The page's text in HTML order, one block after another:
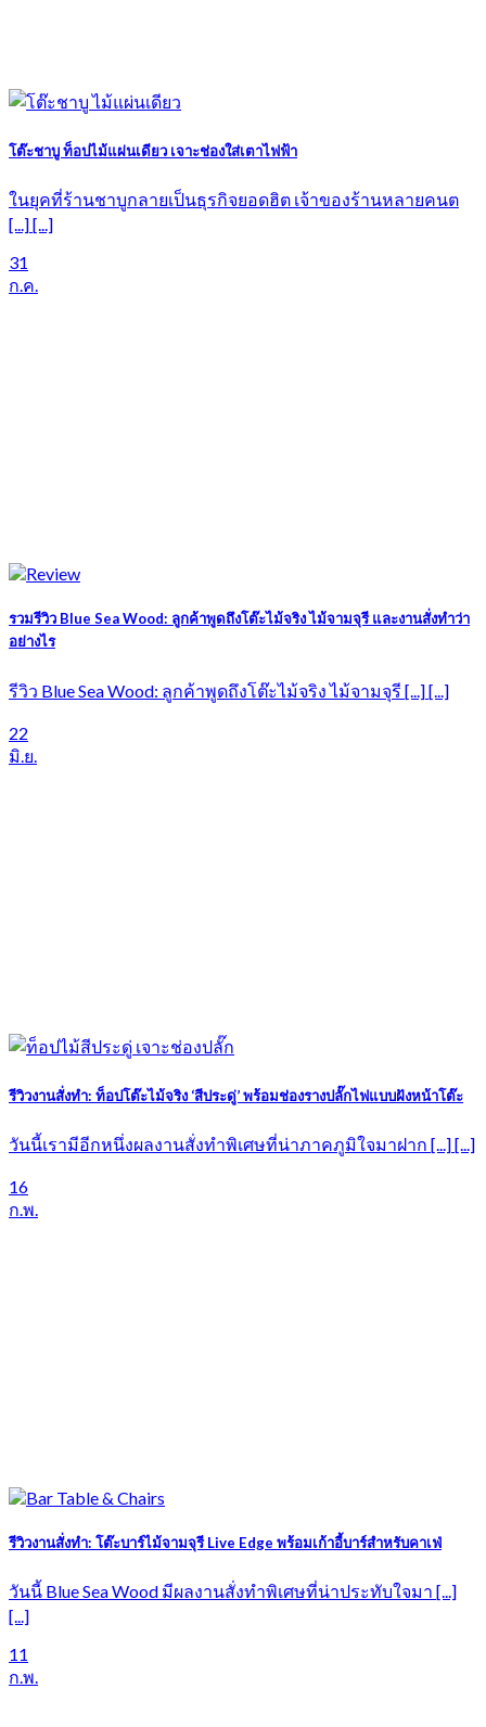
โต๊ะชาบู ท็อปไม้แผ่นเดียว เจาะช่องใส่เตาไฟฟ้า
ในยุคที่ร้านชาบูกลายเป็นธุรกิจยอดฮิต เจ้าของร้านหลายคนต
[...] [...]
31
ก.ค.
รวมรีวิว Blue Sea Wood: ลูกค้าพูดถึงโต๊ะไม้จริง ไม้จามจุรี และงานสั่งทำว่า
อย่างไร
รีวิว Blue Sea Wood: ลูกค้าพูดถึงโต๊ะไม้จริง ไม้จามจุรี [...] [...]
22
มิ.ย.
รีวิวงานสั่งทำ: ท็อปโต๊ะไม้จริง ‘สีประดู่’ พร้อมช่องรางปลั๊กไฟแบบฝังหน้าโต๊ะ
วันนี้เรามีอีกหนึ่งผลงานสั่งทำพิเศษที่น่าภาคภูมิใจมาฝาก [...] [...]
16
ก.พ.
รีวิวงานสั่งทำ: โต๊ะบาร์ไม้จามจุรี Live Edge พร้อมเก้าอี้บาร์สำหรับคาเฟ่
วันนี้ Blue Sea Wood มีผลงานสั่งทำพิเศษที่น่าประทับใจมา [...]
[...]
11
ก.พ.